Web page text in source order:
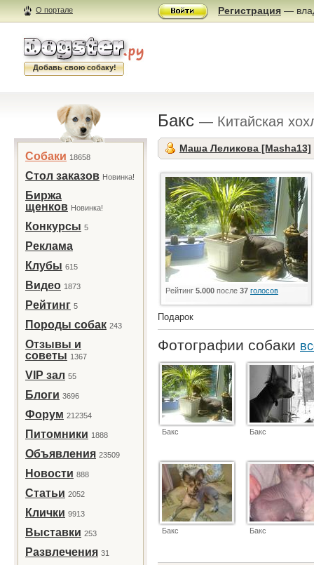
О портале Регистрация —
Добавь свою собаку!
Собаки 18658
Стол заказов Новинка!
Биржа
щенков Новинка!
Конкурсы 5
Реклама
Клубы 615
Видео 1873
Рейтинг 5
Породы собак 243
Отзывы и
советы 1367
VIP зал 55
Блоги 3696
Форум 212354
Питомники 1888
Объявления 23509
Новости 888
Статьи 2052
Клички 9913
Выставки 253
Развлечения 31
Бакс — Китайская
Маша Леликова [Masha13]
Рейтинг 5.000 после 37 голосов
Подарок
Фотографии собаки
Бакс Бакс
Бакс Бакс